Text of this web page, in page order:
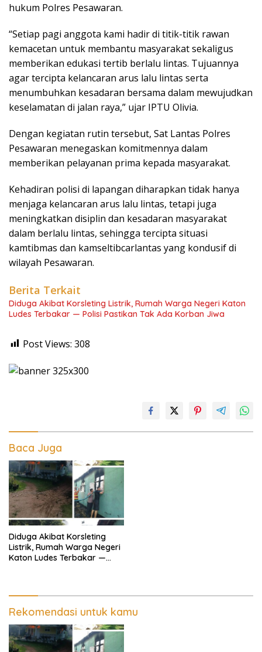
hukum Polres Pesawaran.
“Setiap pagi anggota kami hadir di titik-titik rawan
kemacetan untuk membantu masyarakat sekaligus
memberikan edukasi tertib berlalu lintas. Tujuannya
agar tercipta kelancaran arus lalu lintas serta
menumbuhkan kesadaran bersama dalam mewujudkan
keselamatan di jalan raya,” ujar IPTU Olivia.
Dengan kegiatan rutin tersebut, Sat Lantas Polres
Pesawaran menegaskan komitmennya dalam
memberikan pelayanan prima kepada masyarakat.
Kehadiran polisi di lapangan diharapkan tidak hanya
menjaga kelancaran arus lalu lintas, tetapi juga
meningkatkan disiplin dan kesadaran masyarakat
dalam berlalu lintas, sehingga tercipta situasi
kamtibmas dan kamseltibcarlantas yang kondusif di
wilayah Pesawaran.
Berita Terkait
Diduga Akibat Korsleting Listrik, Rumah Warga Negeri Katon
Ludes Terbakar — Polisi Pastikan Tak Ada Korban Jiwa
Post Views: 308
Baca Juga
Diduga Akibat Korsleting
Listrik, Rumah Warga Negeri
Katon Ludes Terbakar —
Rekomendasi untuk kamu